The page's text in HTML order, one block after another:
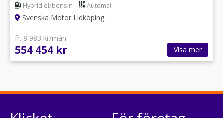
Hybrid el/bensin Automat
Svenska Motor Lidköping
fr. 8 983 kr/mån
554 454 kr Visa mer